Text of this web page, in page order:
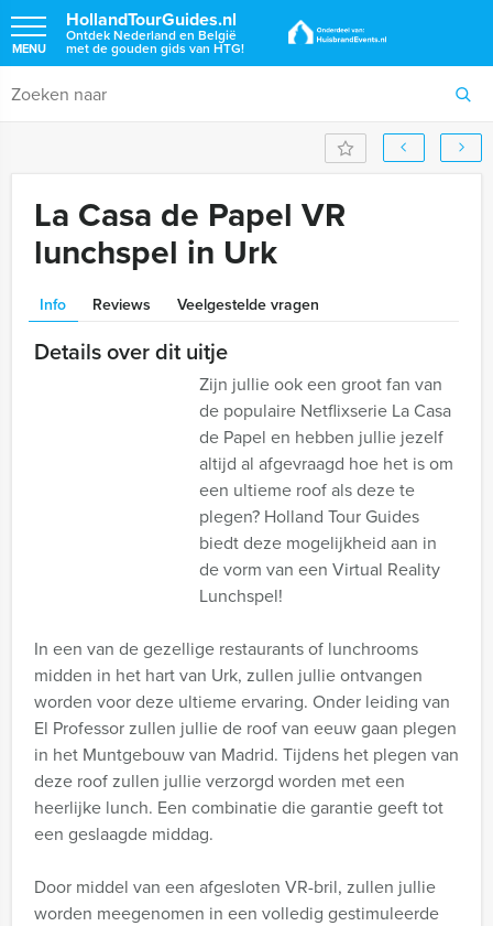
HollandTourGuides.nl
Ontdek Nederland en België
met de gouden gids van HTG!
MENU
La Casa de Papel VR
lunchspel in Urk
Info Reviews Veelgestelde vragen
Details over dit uitje
Zijn jullie ook een groot fan van
de populaire Netflixserie La Casa
de Papel en hebben jullie jezelf
altijd al afgevraagd hoe het is om
een ultieme roof als deze te
plegen? Holland Tour Guides
biedt deze mogelijkheid aan in
de vorm van een Virtual Reality
Lunchspel!
In een van de gezellige restaurants of lunchrooms
midden in het hart van Urk, zullen jullie ontvangen
worden voor deze ultieme ervaring. Onder leiding van
El Professor zullen jullie de roof van eeuw gaan plegen
in het Muntgebouw van Madrid. Tijdens het plegen van
deze roof zullen jullie verzorgd worden met een
heerlijke lunch. Een combinatie die garantie geeft tot
een geslaagde middag.
Door middel van een afgesloten VR-bril, zullen jullie
worden meegenomen in een volledig gestimuleerde